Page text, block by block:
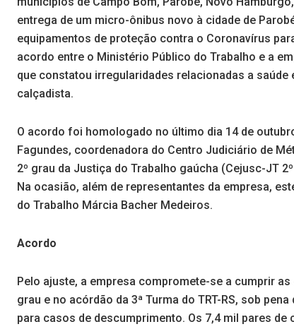
entrega de um micro-ônibus novo à cidade de
equipamentos de proteção contra o Coronavírus
acordo entre o Ministério Público do Trabalho e a
que constatou irregularidades relacionadas a
calçadista.
O acordo foi homologado no último dia 14 de
Fagundes, coordenadora do Centro Judiciário de
2º grau da Justiça do Trabalho gaúcha (Cejusc-JT
Na ocasião, além de representantes da empresa,
do Trabalho Márcia Bacher Medeiros.
Acordo
Pelo ajuste, a empresa compromete-se a cumprir
grau e no acórdão da 3ª Turma do TRT-RS, sob
para casos de descumprimento. Os 7,4 mil pares